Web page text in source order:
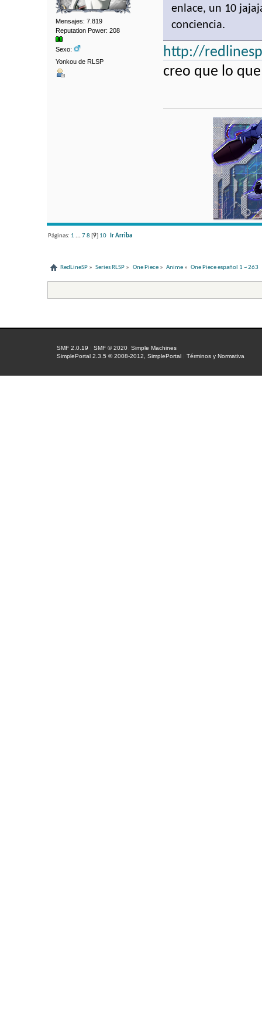
Mensajes: 7.819
Reputation Power: 208
Sexo:
Yonkou de RLSP
enlace, un 10
conciencia.
http://
creo que lo
Páginas: 1 ...7 8 [9] 10 Ir Arriba
RedLineSP » Series RLSP » One Piece» Anime » One Piece español 1 ~ 263
SMF 2.0.19 |SMF © 2020 ,Simple Machines
SimplePortal 2.3.5 © 2008-2012, SimplePortal
|Términos y Normativa